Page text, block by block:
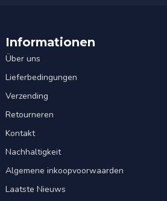
Informationen
Über uns
Lieferbedingungen
Verzending
Retourneren
Kontakt
Nachhaltigkeit
Algemene inkoopvoorwaarden
Laatste Nieuws